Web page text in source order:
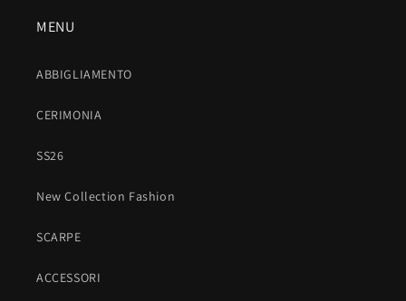
MENU
ABBIGLIAMENTO
CERIMONIA
SS26
New Collection Fashion
SCARPE
ACCESSORI